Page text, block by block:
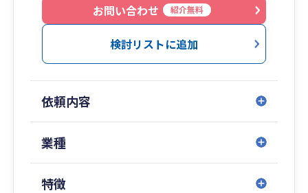
下記から無料で「基礎からわかる利益計画の作り
方」をダウンロードしていただけます。
https://hokkaido-kaikei.net/request/
お問い合わせ
紹介無料
検討リストに追加
依頼内容
業種
特徴